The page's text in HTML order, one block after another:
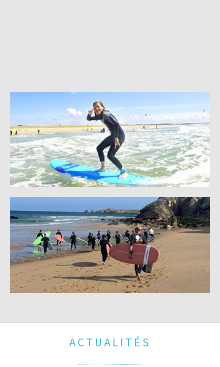
ACTUALITÉS